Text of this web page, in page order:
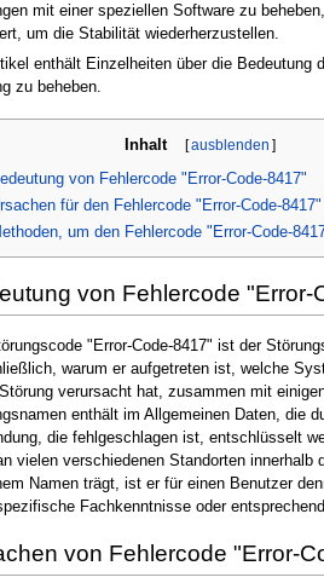
mit einer speziellen Software zu
um die Stabilität wiederherzustellen.
enthält Einzelheiten über die
zu beheben.
Inhalt [ausblenden ]
von Fehlercode "Error-Code-8417"
für den Fehlercode "Error-Code-8417"
um den Fehlercode "Error-Code-
von Fehlercode "Error-
"Error-Code-8417" ist der
warum er aufgetreten ist, welche
verursacht hat, zusammen mit
enthält im Allgemeinen Daten, die
die fehlgeschlagen ist, entschlüsselt
vielen verschiedenen Standorten
Namen trägt, ist er für einen Benutzer
Fachkenntnisse oder
von Fehlercode "Error-